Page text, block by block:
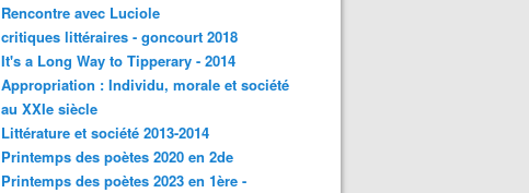
Rencontre avec Luciole
critiques littéraires - goncourt 2018
It's a Long Way to Tipperary - 2014
Appropriation : Individu, morale et société
au XXIe siècle
Littérature et société 2013-2014
Printemps des poètes 2020 en 2de
Printemps des poètes 2023 en 1ère -